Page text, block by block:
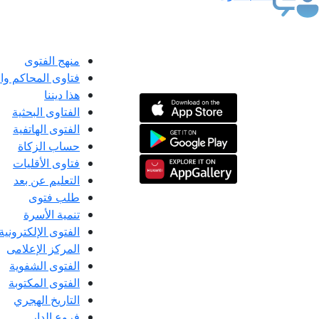
منهج الفتوى
فتاوى المحاكم
هذا ديننا
الفتاوى البحثية
الفتوى الهاتفية
حساب الزكاة
فتاوى الأقليات
التعليم عن بعد
طلب فتوى
تنمية الأسرة
الفتوى الإلكترونية
المركز الإعلامى
الفتوى الشفوية
الفتوى المكتوبة
التاريخ الهجري